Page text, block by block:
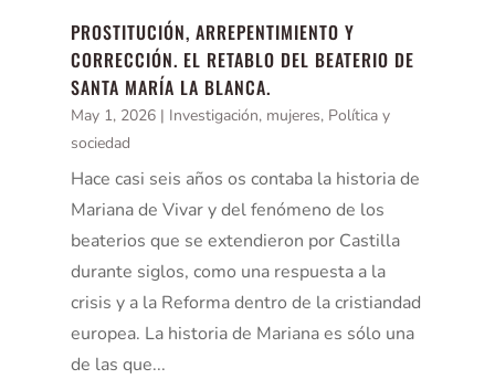
PROSTITUCIÓN, ARREPENTIMIENTO Y
CORRECCIÓN. EL RETABLO DEL BEATERIO DE
SANTA MARÍA LA BLANCA.
May 1, 2026| Investigación, mujeres, Política y
sociedad
Hace casi seis años os contaba la historia de
Mariana de Vivar y del fenómeno de los
beaterios que se extendieron por Castilla
durante siglos, como una respuesta a la
crisis y a la Reforma dentro de la cristiandad
europea. La historia de Mariana es sólo una
de las que...